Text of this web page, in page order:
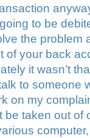
to be
the problem
of your back
it wasn’t
to someone
on my
be taken out of